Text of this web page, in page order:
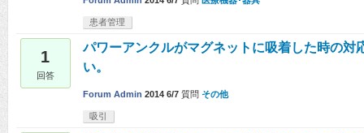
患者管理
1
回答
パワーアンクルがマグネットに吸着した時の対
い。
Forum Admin 2014 6/7 質問 その他
吸引